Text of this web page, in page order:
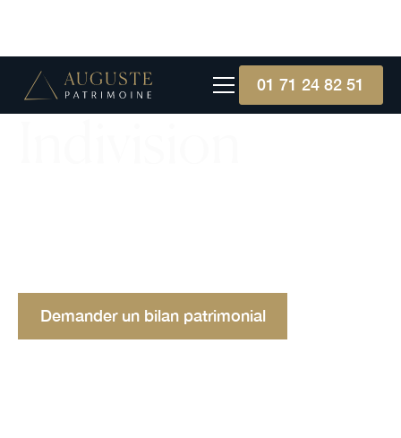
01 71 24 82 51
Demander un bilan patrimonial